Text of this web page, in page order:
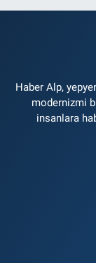
Haber Alp,
modernizmi
insanlara